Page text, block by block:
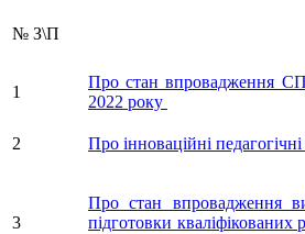
№ З\П
1
Про стан впровадження
2022 року
2 Про інноваційні педагогічні
3
Про стан впровадження
підготовки